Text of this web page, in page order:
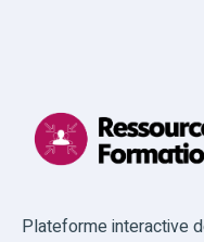
Plateforme interactive